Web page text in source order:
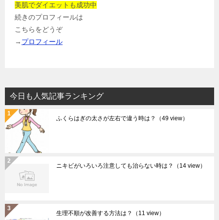
美肌でダイエットも成功中
続きのプロフィールは
こちらをどうぞ
→ プロフィール
今日も人気記事ランキング
ふくらはぎの太さが左右で違う時は？ （49 view）
ニキビがいろいろ注意しても治らない時は？ （14 view）
生理不順が改善する方法は？ （11 view）